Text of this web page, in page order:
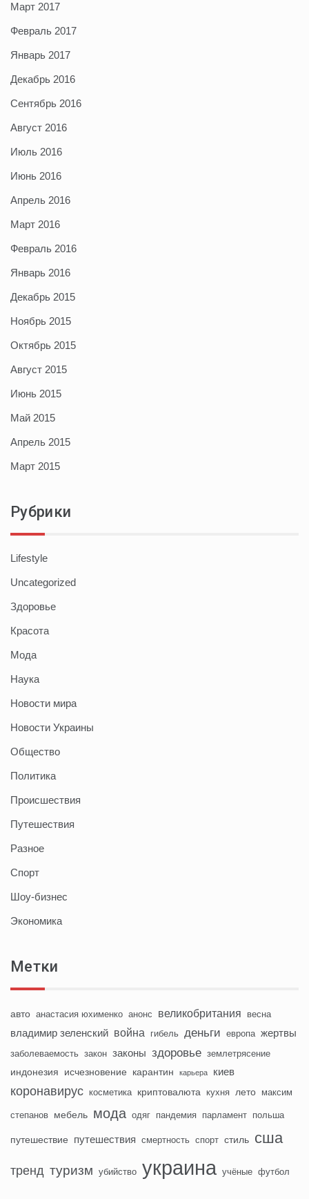
Март 2017
Февраль 2017
Январь 2017
Декабрь 2016
Сентябрь 2016
Август 2016
Июль 2016
Июнь 2016
Апрель 2016
Март 2016
Февраль 2016
Январь 2016
Декабрь 2015
Ноябрь 2015
Октябрь 2015
Август 2015
Июнь 2015
Май 2015
Апрель 2015
Март 2015
Рубрики
Lifestyle
Uncategorized
Здоровье
Красота
Мода
Наука
Новости мира
Новости Украины
Общество
Политика
Происшествия
Путешествия
Разное
Спорт
Шоу-бизнес
Экономика
Метки
авто анастасия юхименко анонс великобритания весна
владимир зеленский война гибель деньги европа жертвы
заболеваемость закон законы здоровье землетрясение
индонезия исчезновение карантин карьера киев
коронавирус косметика криптовалюта кухня лето максим
степанов мебель мода одяг пандемия парламент польша
путешествие путешествия смертность спорт стиль сша
тренд туризм убийство украина учёные футбол